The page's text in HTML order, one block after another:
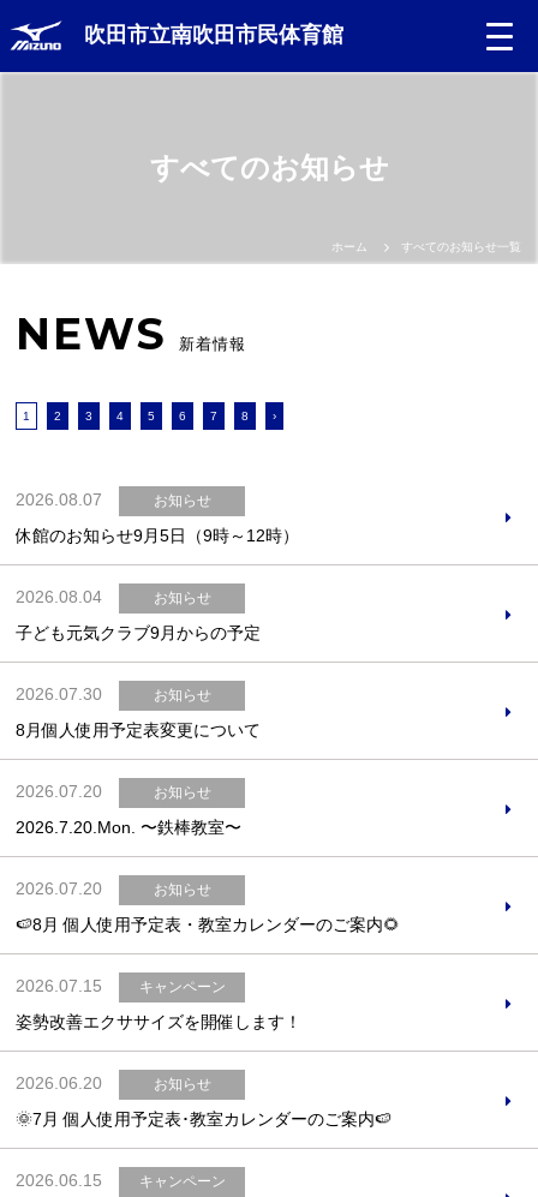
吹田市立南吹田市民体育館
お問合せフォーム
吹田市スポーツ施設予約システム(OPAS)
すべてのお知らせ
ホーム すべてのお知らせ一覧
NEWS 新着情報
1 2 3 4 5 6 7 8 ›
2026.08.07 お知らせ
休館のお知らせ9月5日（9時～12時）
2026.08.04 お知らせ
子ども元気クラブ9月からの予定
2026.07.30 お知らせ
8月個人使用予定表変更について
2026.07.20 お知らせ
2026.7.20.Mon. 〜鉄棒教室〜 ​​​​​​​
2026.07.20 お知らせ
🍉8月 個人使用予定表・教室カレンダーのご案内🌻
2026.07.15 キャンペーン
姿勢改善エクササイズを開催します！
2026.06.20 お知らせ
🌞7月 個人使用予定表･教室カレンダーのご案内🍉
2026.06.15 キャンペーン